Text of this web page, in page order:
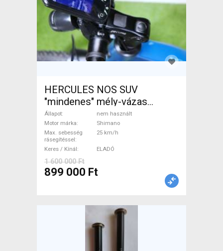
HERCULES NOS SUV
"mindenes" mély-vázas
Elektromos Trekking/cross
25 km/h Shimano nem
használt ELADÓ
Állapot
nem használt
Motor márka
Shimano
Max. sebesség
rásegítéssel
25 km/h
Keres / Kínál ELADÓ
1 600 000 Ft
899 000 Ft